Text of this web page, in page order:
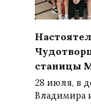
станицы
28 июля, в
Владимира